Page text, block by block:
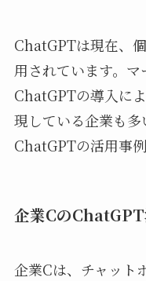
ChatGPTは現在、
用されています。マ
ChatGPTの導入に
現している企業も
ChatGPTの活用事
企業Cの
企業Cは、チャット